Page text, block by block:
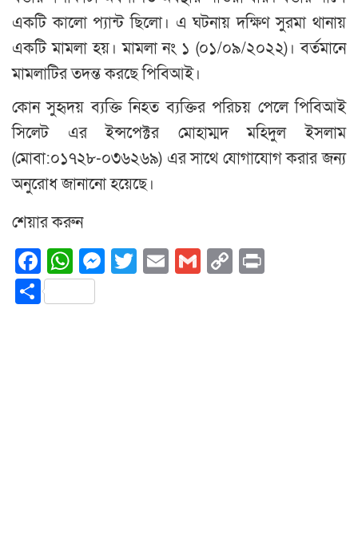
একটি কালো প্যান্ট ছিলো। এ ঘটনায় দক্ষিণ সুরমা থানায়
একটি মামলা হয়। মামলা নং ১ (০১/০৯/২০২২)। বর্তমানে
মামলাটির তদন্ত করছে পিবিআই।
কোন সুহৃদয় ব্যক্তি নিহত ব্যক্তির পরিচয় পেলে পিবিআই
সিলেট এর ইন্সপেক্টর মোহাম্মদ মহিদুল ইসলাম
(মোবা:০১৭২৮-০৩৬২৬৯) এর সাথে যোগাযোগ করার জন্য
অনুরোধ জানানো হয়েছে।
শেয়ার করুন
Facebook
WhatsApp
Messenger
Twitter
EmailGmail
Copy
Share